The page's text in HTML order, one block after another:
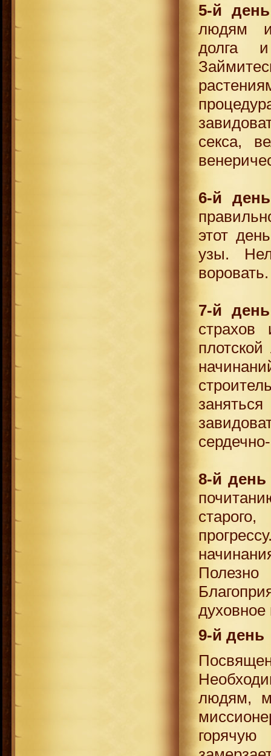
5-й день
людям и
долга
секса,
6-й день
этот
узы.
7-й день
8-й день
духовное
9-й день
людям,